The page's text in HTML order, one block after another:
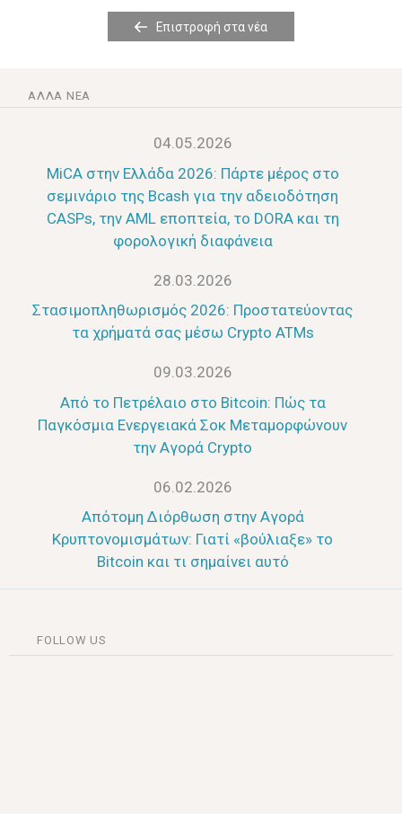
Επιστροφή στα νέα
ΆΛΛΑ ΝΈΑ
04.05.2026
MiCA στην Ελλάδα 2026: Πάρτε μέρος στο
σεμινάριο της Bcash για την αδειοδότηση
CASPs, την AML εποπτεία, το DORA και τη
φορολογική διαφάνεια
28.03.2026
Στασιμοπληθωρισμός 2026: Προστατεύοντας
τα χρήματά σας μέσω Crypto ATMs
09.03.2026
Από το Πετρέλαιο στο Bitcoin: Πώς τα
Παγκόσμια Ενεργειακά Σοκ Μεταμορφώνουν
την Αγορά Crypto
06.02.2026
Απότομη Διόρθωση στην Αγορά
Κρυπτονομισμάτων: Γιατί «βούλιαξε» το
Bitcoin και τι σημαίνει αυτό
FOLLOW US